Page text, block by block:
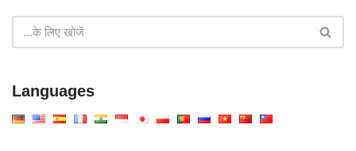
Languages